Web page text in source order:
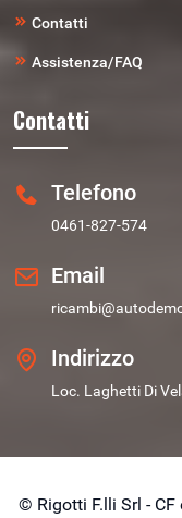
Contatti
Assistenza/FAQ
Contatti
Telefono
0461-827-574
Email
Indirizzo
Loc. Laghetti Di
© Rigotti F.lli Srl - CF